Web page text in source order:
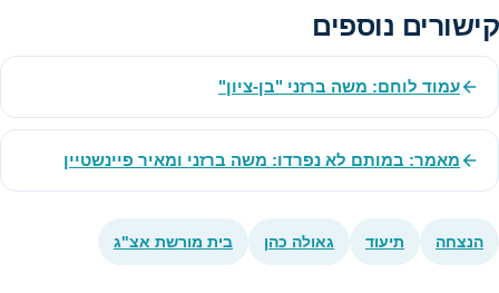
קישורים נוספים
עמוד לוחם: משה ברזני "בן-ציון"
מאמר: במותם לא נפרדו: משה ברזני ומאיר פיינשטיין
הנצחה תיעוד גאולה כהן בית מורשת אצ"ג